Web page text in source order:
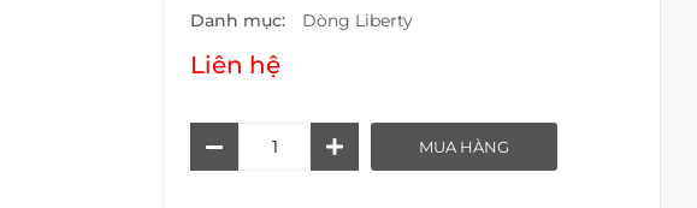
Danh mục: Dòng Liberty
Liên hệ
MUA HÀNG